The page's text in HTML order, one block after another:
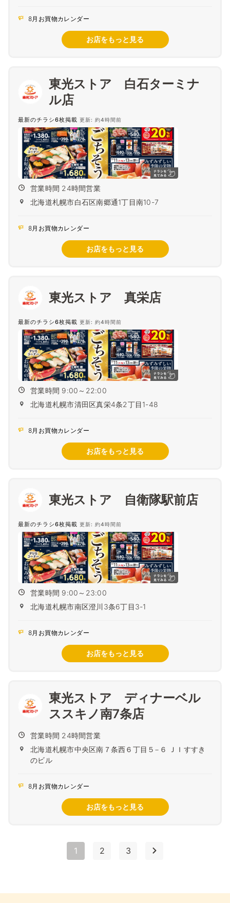
8月お買物カレンダー
お店をもっと見る
東光ストア 白石ターミナ
ル店
最新のチラシ6枚掲載 更新: 約4時間前
営業時間 24時間営業
北海道札幌市白石区南郷通1丁目南10-7
8月お買物カレンダー
お店をもっと見る
東光ストア 真栄店
最新のチラシ6枚掲載 更新: 約4時間前
営業時間 9:00～22:00
北海道札幌市清田区真栄4条2丁目1-48
8月お買物カレンダー
お店をもっと見る
東光ストア 自衛隊駅前店
最新のチラシ6枚掲載 更新: 約4時間前
営業時間 9:00～23:00
北海道札幌市南区澄川3条6丁目3-1
8月お買物カレンダー
お店をもっと見る
東光ストア ディナーベル
ススキノ南7条店
営業時間 24時間営業
北海道札幌市中央区南７条西６丁目５−６ ＪＩすすき
のビル
8月お買物カレンダー
お店をもっと見る
1 2 3